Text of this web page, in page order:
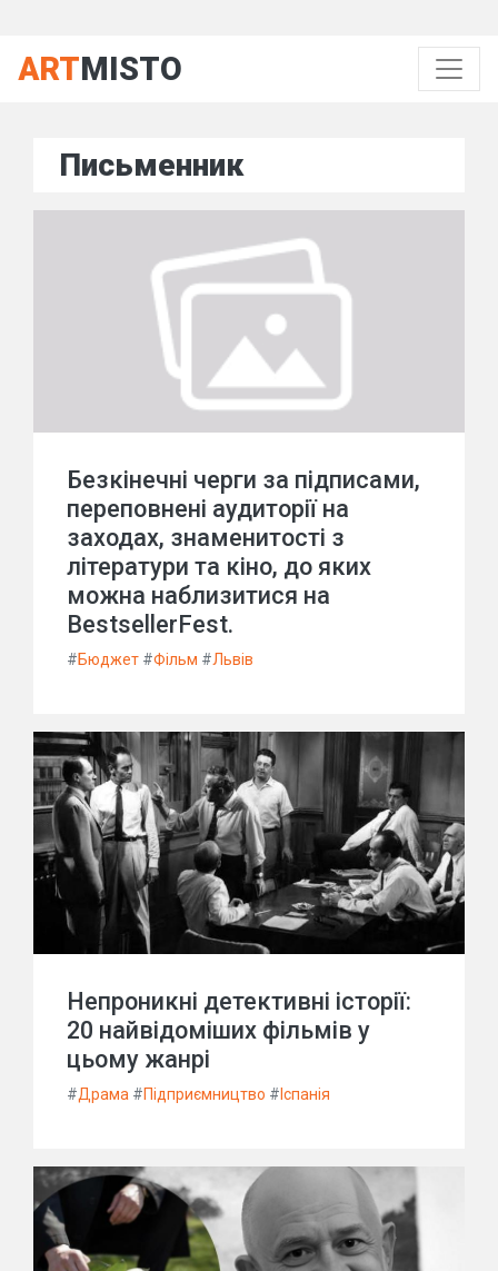
ARTMISTO
Письменник
Безкінечні черги за підписами,
переповнені аудиторії на
заходах, знаменитості з
літератури та кіно, до яких
можна наблизитися на
BestsellerFest.
#Бюджет #Фільм #Львів
Непроникні детективні історії:
20 найвідоміших фільмів у
цьому жанрі
#Драма #Підприємництво # Іспанія